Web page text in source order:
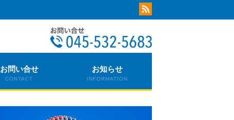
お問い合せ
CONTACT
お知らせ
INFORMATION